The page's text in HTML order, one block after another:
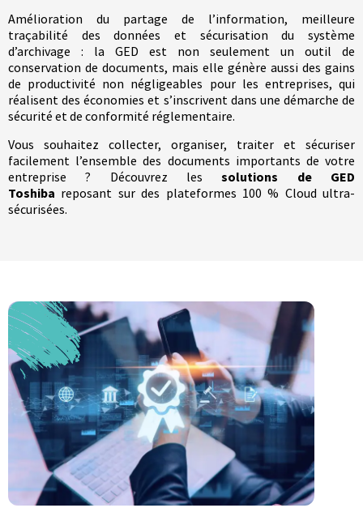
Amélioration du partage de l’information, meilleure
traçabilité des données et sécurisation du système
d’archivage : la GED est non seulement un outil de
conservation de documents, mais elle génère aussi des gains
de productivité non négligeables pour les entreprises, qui
réalisent des économies et s’inscrivent dans une démarche de
sécurité et de conformité réglementaire.
Vous souhaitez collecter, organiser, traiter et sécuriser
facilement l’ensemble des documents importants de votre
entreprise ? Découvrez lessolutions de GED
Toshiba reposant sur des plateformes 100 % Cloud ultra-
sécurisées.